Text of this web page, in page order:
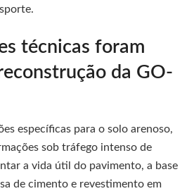
técnicas foram
da GO-
específicas para o solo arenoso,
sob tráfego intenso de
a vida útil do pavimento, a base
de cimento e revestimento em